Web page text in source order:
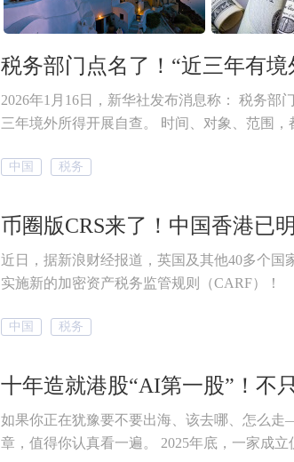
2026年1月16日，新华社发布消息称： 税务部门提醒纳税人，对近
三年境外所得开展自查。 时间、对象、范围，都说得非常清楚。
指向的政策信号。 随着CRS数据交换的深化推进，全球税务透明化
投资、分红、股票交易等境外收入，那你可得注意
CRS是什么？哪些境外所得应纳税？应该如何
盈亏如何计税？不申报会面临什么后果？赶紧
来
中国 税务
近日，据新浪财经报道，英国及其他40多个国
实施新的加密资产税务监管规则（CARF）！
中国 税务
如果你正在犹豫要不要出海、该去哪、怎么
章，值得你认真看一遍。 2025年底，一家成立仅十年的公司——卧